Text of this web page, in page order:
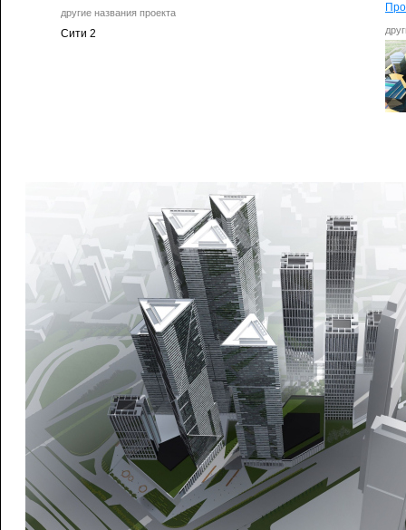
другие названия проекта
Сити 2